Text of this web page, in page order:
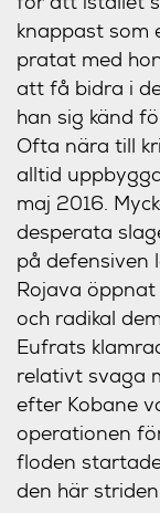
knappast som
pratat med
att få bidra i
han sig känd
Ofta nära till
alltid
maj 2016.
desperata
på defensiven
Rojava
och radikal
Eufrats
relativt svaga
efter Kobane
operationen
floden
den här